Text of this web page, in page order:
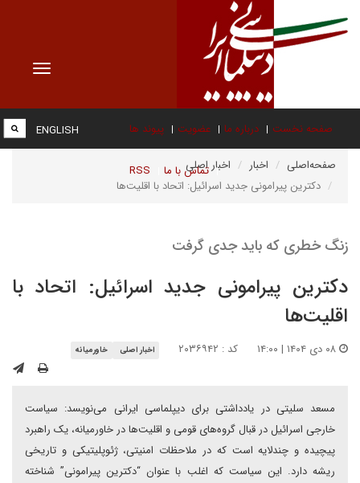
Toggle
صفحه نخست درباره ما عضویت پیوند ها
تماس با ما RSS
ENGLISH
صفحه‌اصلی اخبار
اخبار اصلی
دکترین پیرامونی جدید اسرائیل: اتحاد با اقلیت‌ها
زنگ خطری که باید جدی گرفت
دکترین پیرامونی جدید اسرائیل: اتحاد با
اقلیت‌ها
کد : ۲۰۳۶۹۴۲ اخبار اصلی خاورمیانه
مسعد سلیتی در یادداشتی برای دیپلماسی ایرانی می‌نویسد: سیاست
خارجی اسرائیل در قبال گروه‌های قومی و اقلیت‌ها در خاورمیانه، یک راهبرد
پیچیده و چندلایه است که در ملاحظات امنیتی، ژئوپلیتیکی و تاریخی
ریشه دارد. این سیاست که اغلب با عنوان “دکترین پیرامونی” شناخته